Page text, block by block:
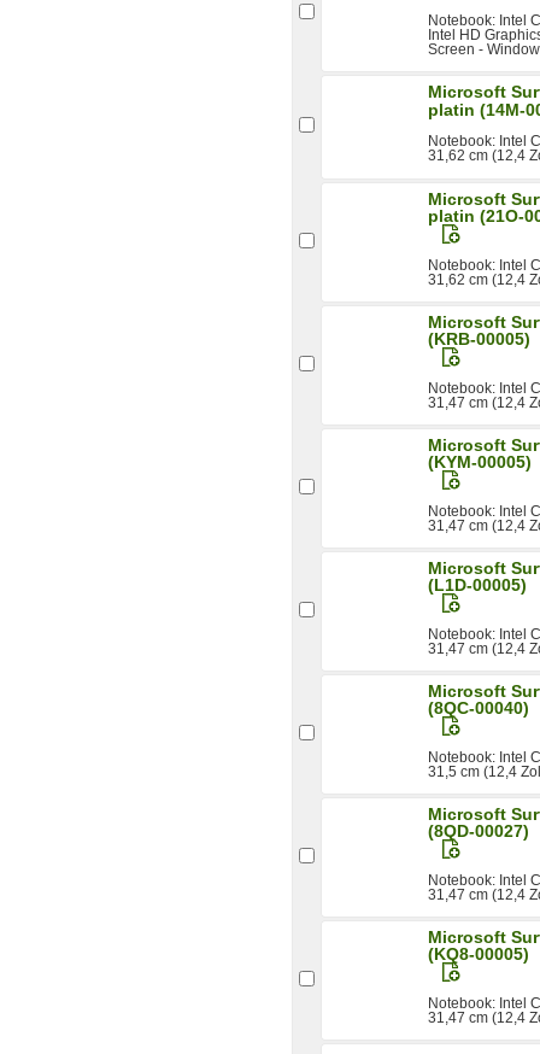
Notebook: Intel
Intel HD
Screen -
Microsoft
platin (14M-
Notebook: Intel
31,62 cm (12,4
Microsoft
platin (21O-
Notebook: Intel
31,62 cm (12,4
Microsoft
(KRB-00005)
Notebook: Intel
31,47 cm (12,4
Microsoft
(KYM-00005)
Notebook: Intel
31,47 cm (12,4
Microsoft
(L1D-00005)
Notebook: Intel
31,47 cm (12,4
Microsoft
(8QC-00040)
Notebook: Intel
31,5 cm (12,4
Microsoft
(8QD-00027)
Notebook: Intel
31,47 cm (12,4
Microsoft
(KQ8-00005)
Notebook: Intel
31,47 cm (12,4